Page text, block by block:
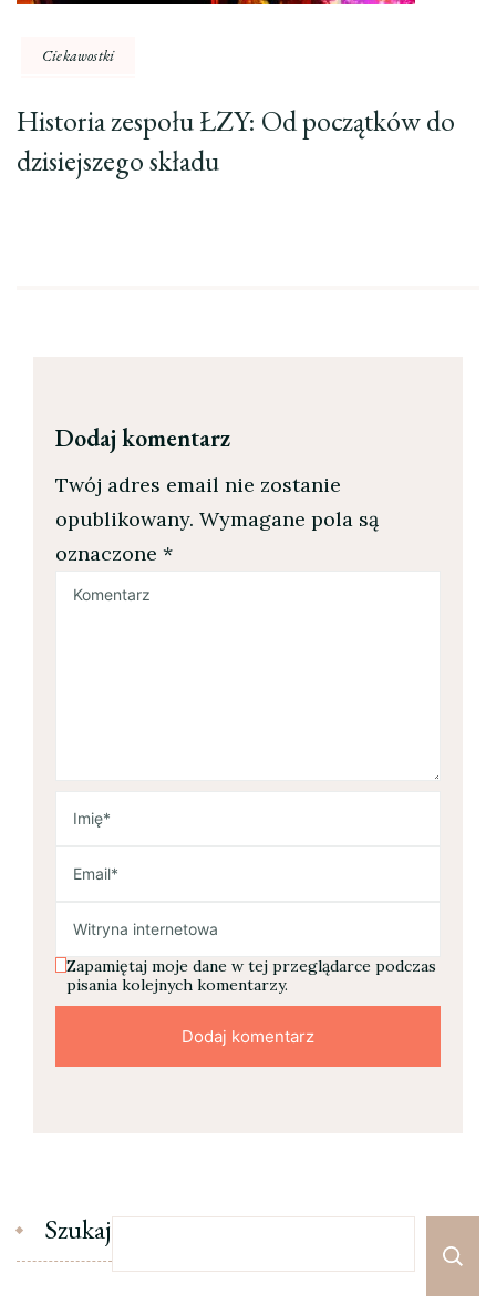
Ciekawostki
Historia zespołu ŁZY: Od początków do
dzisiejszego składu
Dodaj komentarz
Twój adres email nie zostanie
opublikowany. Wymagane pola są
oznaczone *
Zapamiętaj moje dane w tej przeglądarce podczas
pisania kolejnych komentarzy.
Szukaj